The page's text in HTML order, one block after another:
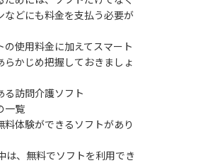
などにも料金を支払う必要が
使用料金に加えてスマート
らかじめ把握しておきましょ
る訪問介護ソフト
一覧
体験ができるソフトがあり
は、無料でソフトを利用でき